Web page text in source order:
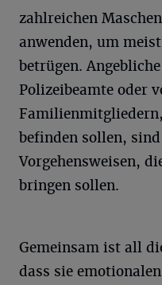
zahlreichen
anwenden, um
betrügen.
Polizeibeamte oder
befinden sollen,
Vorgehensweisen,
bringen sollen.
Gemeinsam ist all
dass sie